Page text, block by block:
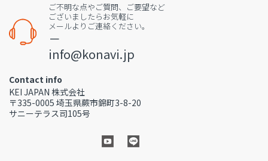
ご不明な点やご質問、ご要望など
ございましたらお気軽に
メールよりご連絡ください。
－
info@konavi.jp
Contact info
KEI JAPAN 株式会社
〒335-0005 埼玉県蕨市錦町3-8-20
サニーテラス司105号